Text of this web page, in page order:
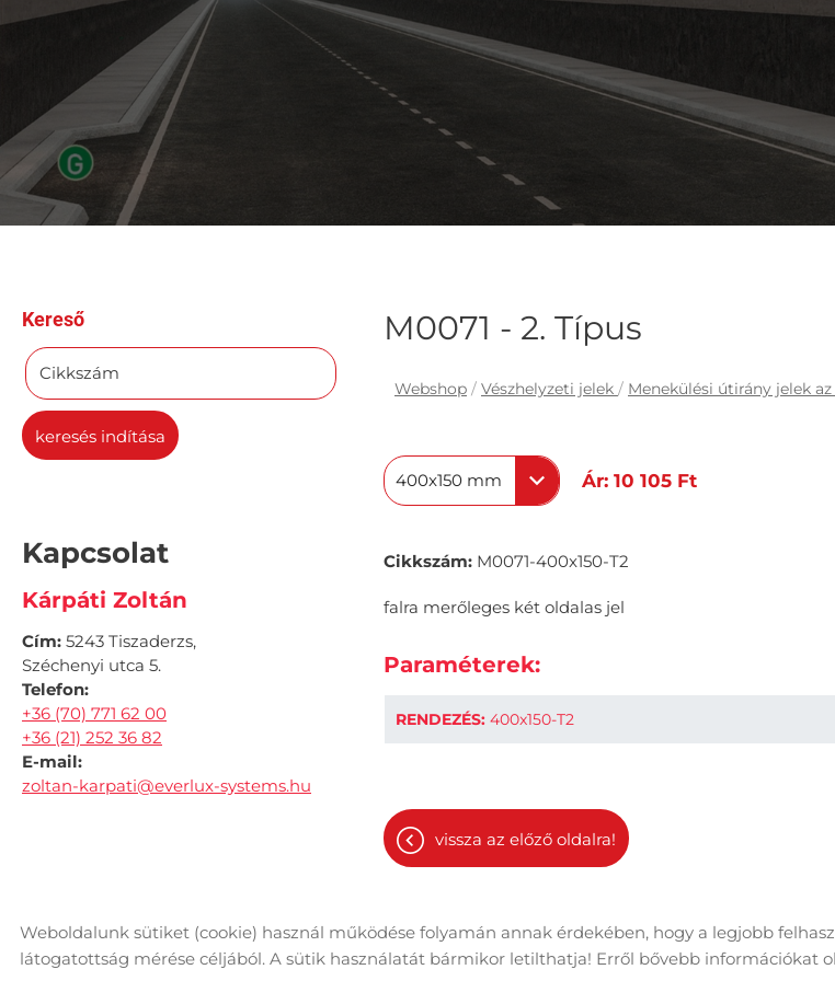
Kereső
Cikkszám
keresés indítása
Kapcsolat
Kárpáti Zoltán
Cím: 5243 Tiszaderzs,
Széchenyi utca 5.
Telefon:
+36 (70) 771 62 00
+36 (21) 252 36 82
E-mail:
zoltan-karpati@everlux-systems.hu
M0071 - 2. Típus
Webshop / Vészhelyzeti jelek / Menekülési útirány jelek az
400x150 mm Ár: 10 105 Ft
Cikkszám: M0071-400x150-T2
falra merőleges két oldalas jel
Paraméterek:
RENDEZÉS: 400x150-T2
vissza az előző oldalra!
© 2026 - Minden jog fenntartva Oldal információk Adatkezelési
Weboldalunk sütiket (cookie) használ működése folyamán annak érdekében, hogy a legjobb
látogatottság mérése céljából. A sütik használatát bármikor letilthatja! Erről bővebb információkat